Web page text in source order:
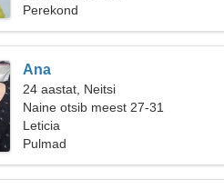
Perekond
Ana
24 aastat, Neitsi
Naine otsib meest 27-31
Leticia
Pulmad